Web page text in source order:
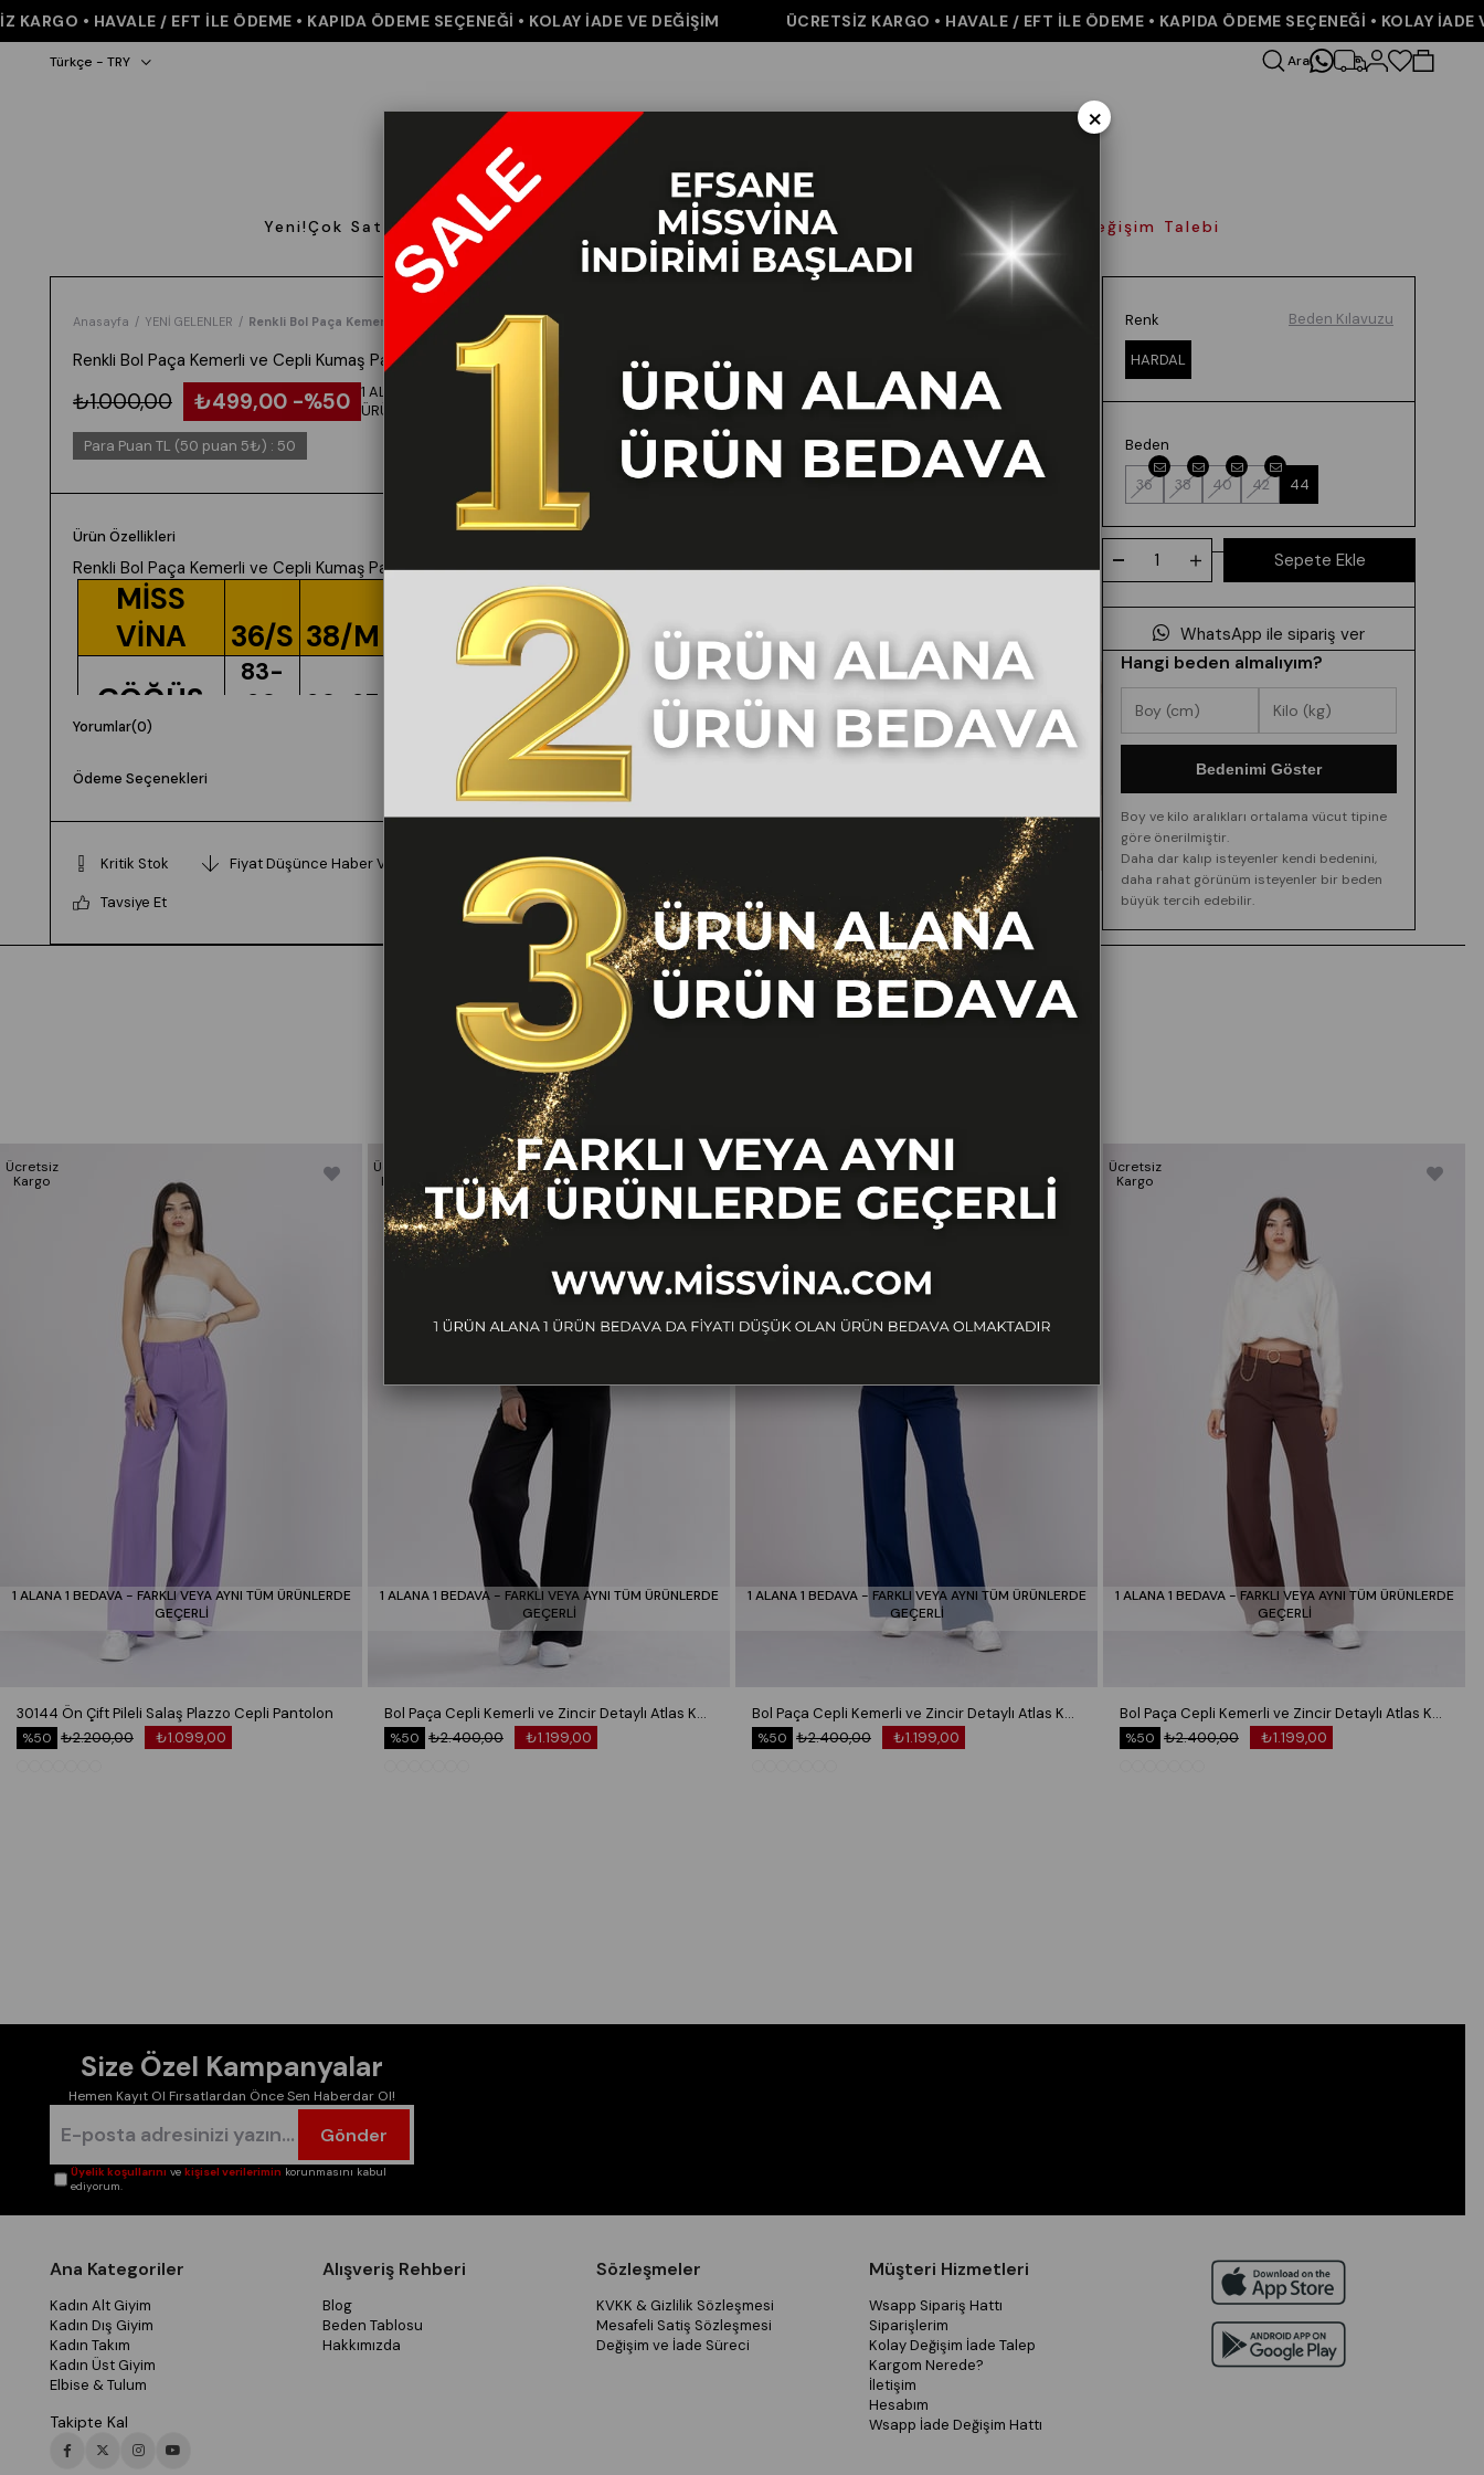
• HAVALE / EFT İLE ÖDEME • KAPIDA ÖDEME SEÇENEĞİ • KOLAY İADE VE DEĞİŞİM ÜCRETSİZ KARGO • HAVALE / EFT İLE ÖDEME • KAPIDA ÖDEME SEÇENEĞİ • KOLAY İADE VE
Türkçe - TRY Ara
Yeni!Çok Satanlar Giyim Pantolon Elbise&Tulum Takım Aksesuar Kolay İade Değişim Talebi
Renk
HARDAL
Beden
36 38 40 42 44
Beden Kılavuzu
WhatsApp ile sipariş ver
Hangi beden almalıyım?
Bedenimi Göster
Boy ve kilo aralıkları ortalama vücut tipine
göre önerilmiştir.
Daha dar kalıp isteyenler kendi bedenini,
daha rahat görünüm isteyenler bir beden
büyük tercih edebilir.
Anasayfa YENİ GELENLER Renkli Bol Paça Kemerli ve Cepli Kumaş Pantolon 30031
Renkli Bol Paça Kemerli ve Cepli Kumaş Pantolon 30031
₺1.000,00 ₺499,00 50 1 ALANA 1 BEDAVA - FARKLI VEYA AYNI TÜM
ÜRÜNLERDE GEÇERLİ
Para Puan TL (50 puan 5₺) : 50
Ürün Özellikleri
Renkli Bol Paça Kemerli ve Cepli Kumaş Pantolon 30031
MİSS
VİNA
36/S 38/M 40/L 42/XL 44/XXL
GÖĞÜS
83-
90
90-97
104-
114
114-124
81-88 88-98 98-108
BASEN
98
105
Ürünlerimiz tam kalıptır kendi bedeninizi tercih edebilirsiniz
30031 PİLELİ GENİŞ PAÇA PANTOLON
Kumaş: DABIL
Model Bilgileriİ: Boy: 170cm Göğüs: 85cm Bel: 69cm Kalça: 102cm
Yıkama Talimatı: Ürünün İç Etiket Bölümünde Gerekli Bilgi Yer Almaktadır.
Yorumlar(0)
Ödeme Seçenekleri
Kritik Stok Fiyat Düşünce Haber Ver Kargo Bedava
Tavsiye Et
BENZER ÜRÜNLER
1 ALANA 1 BEDAVA - FARKLI VEYA AYNI TÜM ÜRÜNLERDE
GEÇERLİ
30144 Ön Çift Pileli Salaş Plazzo Cepli Pantolon
₺1.099,00
₺2.200,00
%50
Ücretsiz
Kargo
1 ALANA 1 BEDAVA - FARKLI VEYA AYNI TÜM ÜRÜNLERDE
GEÇERLİ
Bol Paça Cepli Kemerli ve Zincir Detaylı Atlas Kumaş Pantolon 30024
₺1.199,00
₺2.400,00
%50
Ücretsiz
Kargo
1 ALANA 1 BEDAVA - FARKLI VEYA AYNI TÜM ÜRÜNLERDE
GEÇERLİ
Bol Paça Cepli Kemerli ve Zincir Detaylı Atlas Kumaş Pantolon 30024
₺1.199,00
₺2.400,00
%50
Ücretsiz
1 ALANA 1 BEDAVA - FARKLI VEYA AYNI TÜM ÜRÜNLERDE
GEÇERLİ
Bol Paça Cepli Kemerli ve Zincir Detaylı Atlas Kumaş Pantolon 30024
₺1.199,00
₺2.400,00
%50
Ücretsiz
Kargo
Size Özel Kampanyalar
Hemen Kayıt Ol Fırsatlardan Önce Sen Haberdar Ol!
Gönder
Üyelik koşullarını vekişisel verilerimin korunmasını kabul
ediyorum.
Ana Kategoriler
Kadın Alt Giyim
Kadın Dış Giyim
Kadın Takım
Kadın Üst Giyim
Elbise & Tulum
Takipte Kal
Alışveriş Rehberi
Blog
Beden Tablosu
Hakkımızda
Sözleşmeler
KVKK & Gizlilik Sözleşmesi
Mesafeli Satiş Sözleşmesi
Değişim ve İade Süreci
Müşteri Hizmetleri
Wsapp Sipariş Hattı
Siparişlerim
Kolay Değişim İade Talep
Kargom Nerede?
İletişim
Hesabım
Wsapp İade Değişim Hattı
×